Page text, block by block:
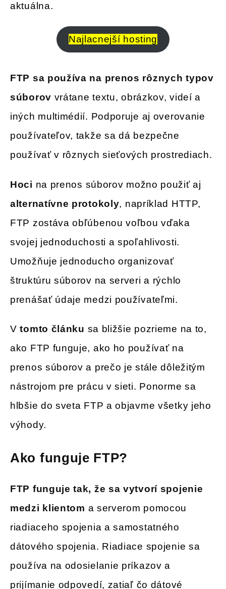
aktuálna.
Najlacnejší hosting
FTP sa používa na prenos rôznych typov
súborov vrátane textu, obrázkov, videí a
iných multimédií. Podporuje aj overovanie
používateľov, takže sa dá bezpečne
používať v rôznych sieťových prostrediach.
Hoci na prenos súborov možno použiť aj
alternatívne protokoly, napríklad HTTP,
FTP zostáva obľúbenou voľbou vďaka
svojej jednoduchosti a spoľahlivosti.
Umožňuje jednoducho organizovať
štruktúru súborov na serveri a rýchlo
prenášať údaje medzi používateľmi.
Vtomto článku sa bližšie pozrieme na to,
ako FTP funguje, ako ho používať na
prenos súborov a prečo je stále dôležitým
nástrojom pre prácu v sieti. Ponorme sa
hlbšie do sveta FTP a objavme všetky jeho
výhody.
Ako funguje FTP?
FTP funguje tak, že sa vytvorí spojenie
medzi klientom a serverom pomocou
riadiaceho spojenia a samostatného
dátového spojenia. Riadiace spojenie sa
používa na odosielanie príkazov a
prijímanie odpovedí, zatiaľ čo dátové